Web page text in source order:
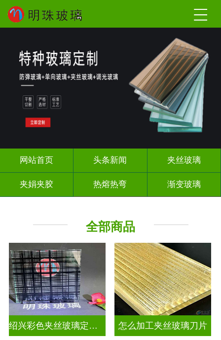
网站首页 头条新闻 夹丝玻璃
夹娟夹胶 热熔热弯 渐变玻璃
全部商品
绍兴彩色夹丝玻璃定制价格 怎么加工夹丝玻璃刀片